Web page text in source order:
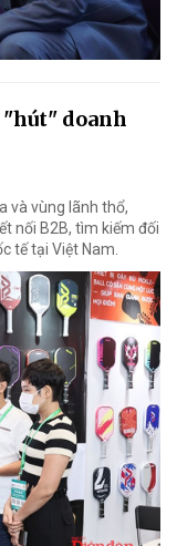
doanh
và vùng lãnh thổ,
nối B2B, tìm kiếm đối
tế tại Việt Nam.